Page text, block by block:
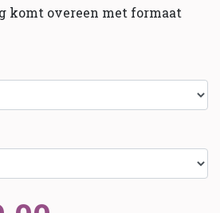
komt overeen met formaat